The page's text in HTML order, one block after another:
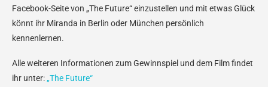
Facebook-Seite von „The Future“ einzustellen und mit etwas Glück
könnt ihr Miranda in Berlin oder München persönlich
kennenlernen.
Alle weiteren Informationen zum Gewinnspiel und dem Film findet
ihr unter:„The Future“